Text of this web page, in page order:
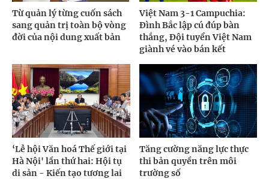
Từ quản lý từng cuốn sách
sang quản trị toàn bộ vòng
đời của nội dung xuất bản
Việt Nam 3-1 Campuchia:
Đình Bắc lập cú đúp bàn
thắng, Đội tuyển Việt Nam
giành vé vào bán kết
‘Lễ hội Văn hoá Thế giới tại
Hà Nội' lần thứ hai: Hội tụ
di sản - Kiến tạo tương lai
Tăng cường năng lực thực
thi bản quyền trên môi
trường số